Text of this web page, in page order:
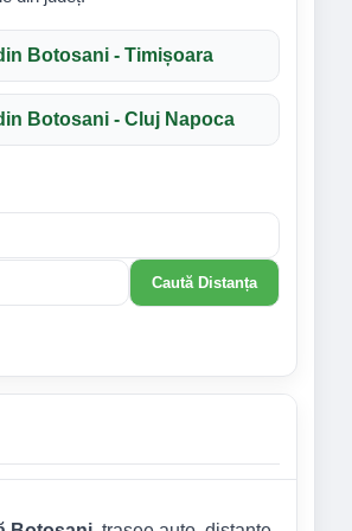
Botosani - Timișoara
Botosani - Cluj Napoca
Caută Distanța